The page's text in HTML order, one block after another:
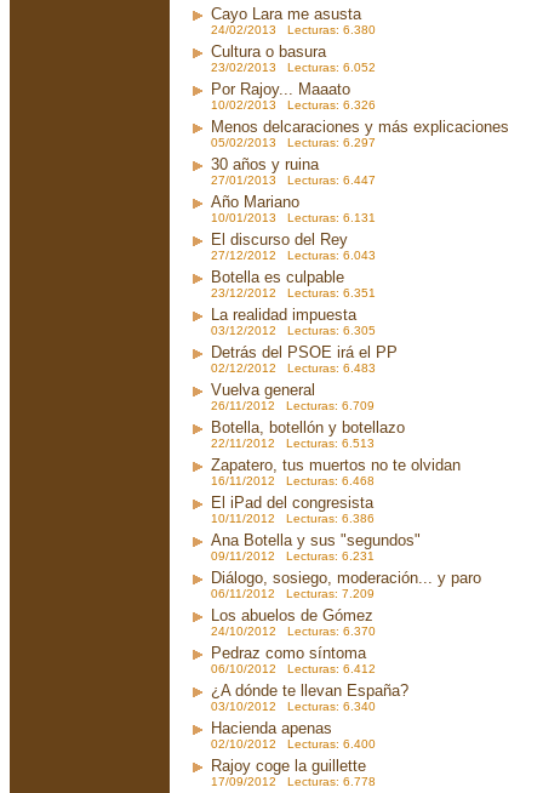
Cayo Lara me asusta
24/02/2013 Lecturas: 6.380
Cultura o basura
23/02/2013 Lecturas: 6.052
Por Rajoy... Maaato
10/02/2013 Lecturas: 6.326
Menos delcaraciones y más explicaciones
05/02/2013 Lecturas: 6.297
30 años y ruina
27/01/2013 Lecturas: 6.447
Año Mariano
10/01/2013 Lecturas: 6.131
El discurso del Rey
27/12/2012 Lecturas: 6.043
Botella es culpable
23/12/2012 Lecturas: 6.351
La realidad impuesta
03/12/2012 Lecturas: 6.305
Detrás del PSOE irá el PP
02/12/2012 Lecturas: 6.483
Vuelva general
26/11/2012 Lecturas: 6.709
Botella, botellón y botellazo
22/11/2012 Lecturas: 6.513
Zapatero, tus muertos no te olvidan
16/11/2012 Lecturas: 6.468
El iPad del congresista
10/11/2012 Lecturas: 6.386
Ana Botella y sus "segundos"
09/11/2012 Lecturas: 6.231
Diálogo, sosiego, moderación... y paro
06/11/2012 Lecturas: 7.209
Los abuelos de Gómez
24/10/2012 Lecturas: 6.370
Pedraz como síntoma
06/10/2012 Lecturas: 6.412
¿A dónde te llevan España?
03/10/2012 Lecturas: 6.340
Hacienda apenas
02/10/2012 Lecturas: 6.400
Rajoy coge la guillette
17/09/2012 Lecturas: 6.778